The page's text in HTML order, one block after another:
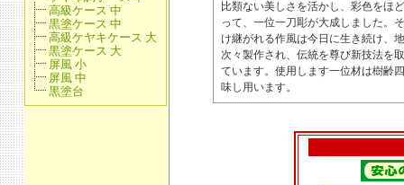
比類ない美しさを活かし、彩色をほ
って、一位一刀彫が大成しました。
け継がれる作風は今日に生き続け、
次々製作され、伝統を尊び新技法を
ています。使用します一位材は樹齢
味し用います。